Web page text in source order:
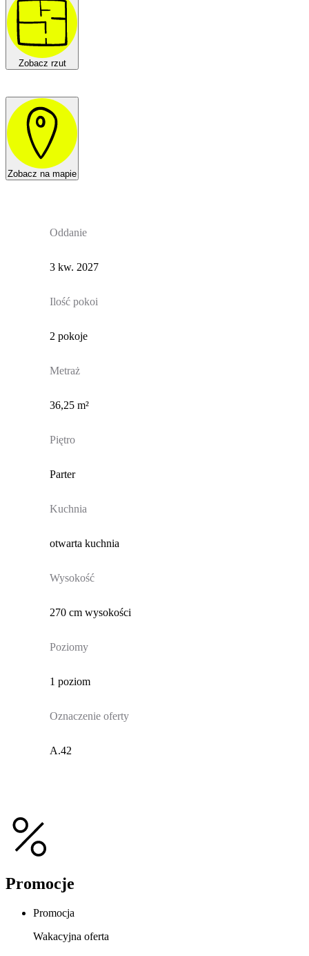
Zobacz rzut
Zobacz na mapie
Oddanie
3 kw. 2027
Ilość pokoi
2 pokoje
Metraż
36,25 m²
Piętro
Parter
Kuchnia
otwarta kuchnia
Wysokość
270 cm wysokości
Poziomy
1 poziom
Oznaczenie oferty
A.42
Promocje
Promocja
Wakacyjna oferta